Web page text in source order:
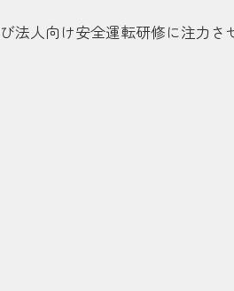
法人向け安全運転研修に注力さ